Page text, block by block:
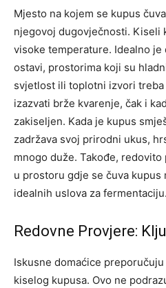
Mjesto na kojem se kupus
njegovoj dugovječnosti. Kiseli
visoke temperature. Idealno je
ostavi, prostorima koji su
svjetlost ili toplotni izvori
izazvati brže kvarenje, čak i
zakiseljen. Kada je kupus
zadržava svoj prirodni ukus,
mnogo duže. Takođe,
u prostoru gdje se čuva kupus
idealnih uslova za fermentaciju.
Redovne Provjere:
Iskusne domaćice
kiselog kupusa. Ovo ne